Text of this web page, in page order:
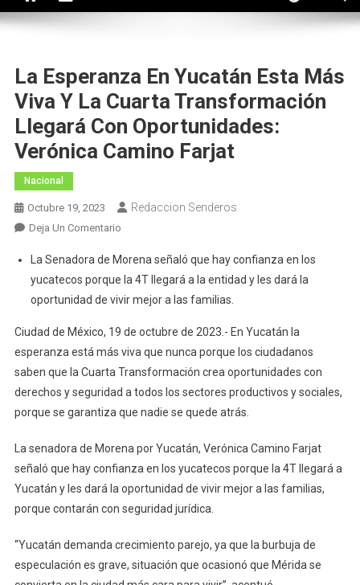
La Esperanza En Yucatán Esta Más
Viva Y La Cuarta Transformación
Llegará Con Oportunidades:
Verónica Camino Farjat
Nacional
Octubre 19, 2023 Redaccion Senderos
Deja Un ComentarioEn
Esperanza
En
Yucatán
Más
Viva
Y
La
Cuarta
Llegará
Con
Oportunidades:
Verónica
Farjat
La Senadora de Morena señaló que hay confianza en los
yucatecos porque la 4T llegará a la entidad y les dará la
oportunidad de vivir mejor a las familias.
Ciudad de México, 19 de octubre de 2023.- En Yucatán la
esperanza está más viva que nunca porque los ciudadanos
saben que la Cuarta Transformación crea oportunidades con
derechos y seguridad a todos los sectores productivos y sociales,
porque se garantiza que nadie se quede atrás.
La senadora de Morena por Yucatán, Verónica Camino Farjat
señaló que hay confianza en los yucatecos porque la 4T llegará a
Yucatán y les dará la oportunidad de vivir mejor a las familias,
porque contarán con seguridad jurídica.
“Yucatán demanda crecimiento parejo, ya que la burbuja de
especulación es grave, situación que ocasionó que Mérida se